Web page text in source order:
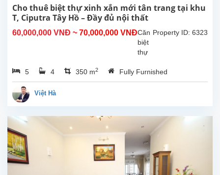
gồm
4
ngủ
và 3
phòng...
Cho thuê biệt thự xinh xắn mới tân trang tại khu
T, Ciputra Tây Hồ – Đầy đủ nội thất
60,000,000 VNĐ ~ 70,000,000 VNĐ Property ID: 6323
Căn
biệt
thự
xắn
vừa
hiện
đang
cho
thuê
tại
5 4 350 m2 Fully Furnished
Việt Hà